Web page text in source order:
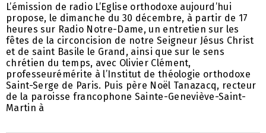
L’émission de radio L’Eglise orthodoxe aujourd’hui
propose, le dimanche du 30 décembre, à partir de 17
heures sur Radio Notre-Dame, un entretien sur les
fêtes de la circoncision de notre Seigneur Jésus Christ
et de saint Basile le Grand, ainsi que sur le sens
chrétien du temps, avec Olivier Clément,
professeurémérite à l’Institut de théologie orthodoxe
Saint-Serge de Paris. Puis père Noël Tanazacq, recteur
de la paroisse francophone Sainte-Geneviève-Saint-
Martin à